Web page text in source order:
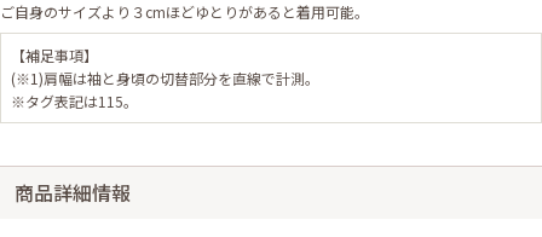
ご自身のサイズより３cmほどゆとりがあると着用可能。
【補足事項】
(※1)肩幅は袖と身頃の切替部分を直線で計測。
※タグ表記は115。
商品詳細情報